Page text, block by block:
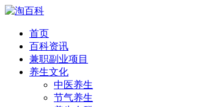
首页
百科资讯
兼职副业项目
养生文化
中医养生
节气养生